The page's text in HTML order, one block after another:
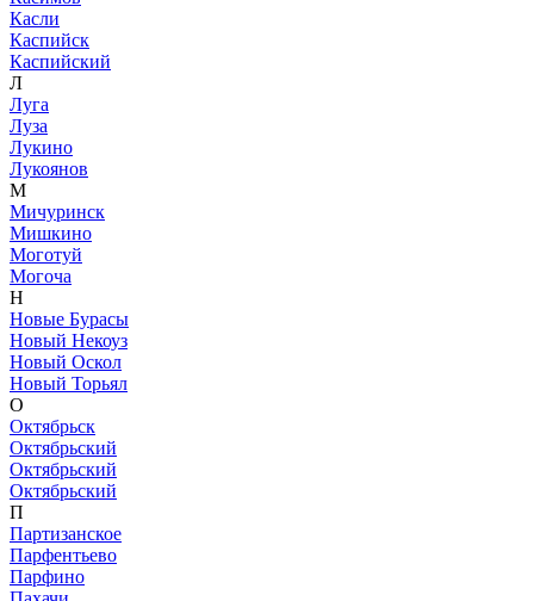
Касли
Каспийск
Каспийский
Л
Луга
Луза
Лукино
Лукоянов
М
Мичуринск
Мишкино
Моготуй
Могоча
Н
Новые Бурасы
Новый Некоуз
Новый Оскол
Новый Торьял
О
Октябрьск
Октябрьский
Октябрьский
Октябрьский
П
Партизанское
Парфентьево
Парфино